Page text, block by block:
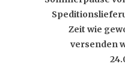
Zeit wie
versenden